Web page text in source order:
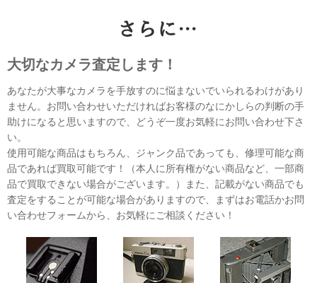
大切なカメラ査定します！
あなたが大事なカメラを手放すのに悩まないでいられるわけがあり
ません。お問い合わせいただければお客様のなにかしらの判断の手
助けになると思いますので、どうぞ一度お気軽にお問い合わせ下さ
い。
使用可能な商品はもちろん、ジャンク品であっても、修理可能な商
品であれば買取可能です！（本人に所有権がない商品など、一部商
品で買取できない場合がございます。）また、記載がない商品でも
査定をすることが可能な場合がありますので、まずはお電話かお問
い合わせフォームから、お気軽にご相談ください！